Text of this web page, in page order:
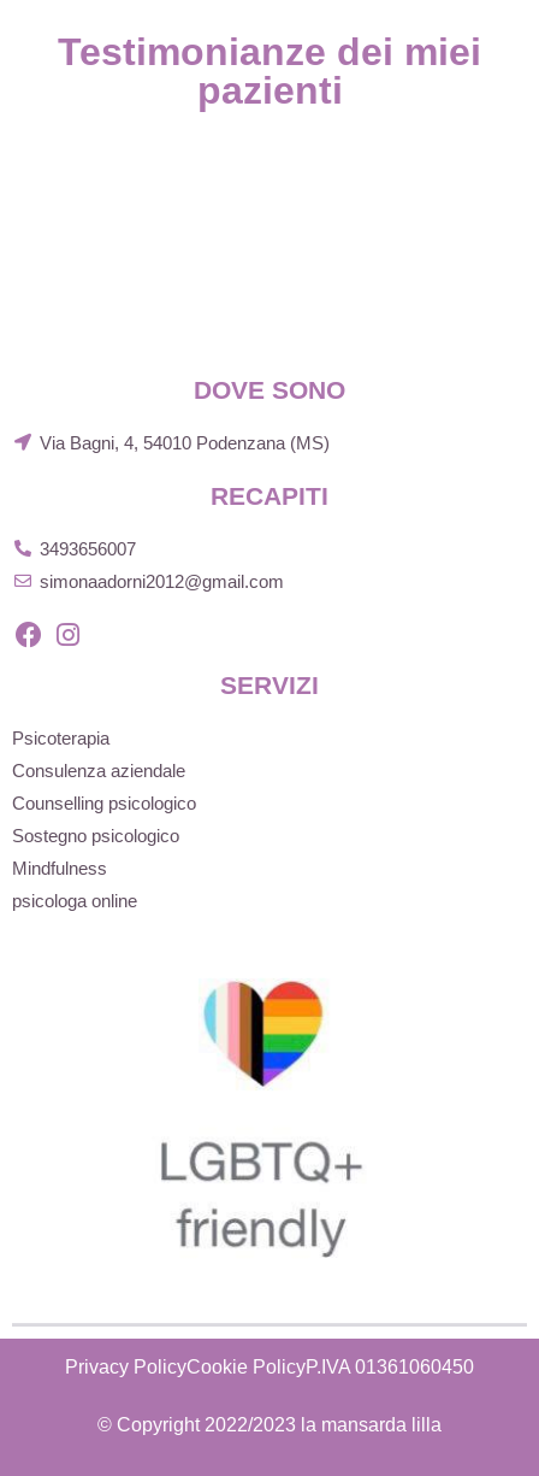
Testimonianze dei miei
pazienti
DOVE SONO
Via Bagni, 4, 54010 Podenzana (MS)
RECAPITI
3493656007
simonaadorni2012@gmail.com
SERVIZI
Psicoterapia
Consulenza aziendale
Counselling psicologico
Sostegno psicologico
Mindfulness
psicologa online
Privacy PolicyCookie PolicyP.IVA 01361060450
© Copyright 2022/2023 la mansarda lilla